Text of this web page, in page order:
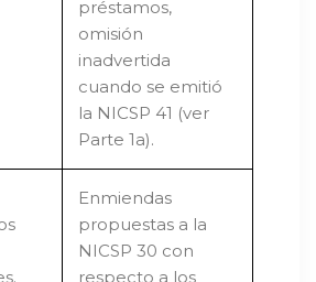
préstamos,
omisión
inadvertida
cuando se emitió
la NICSP 41 (ver
Parte 1a).
Enmiendas
propuestas a la
NICSP 30 con
respecto a los